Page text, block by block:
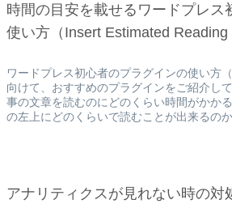
時間の目安を載せるワードプレス
使い方（Insert Estimated Reading
ワードプレス初心者のプラグインの使い方
向けて、おすすめのプラグインをご紹介し
事の文章を読むのにどのくらい時間がかか
の左上にどのくらいで読むことが出来るのか
アナリティクスが見れない時の対